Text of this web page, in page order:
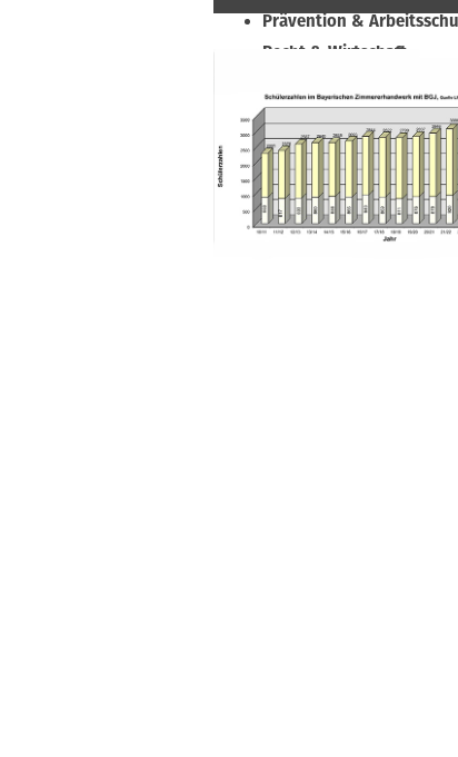
Prävention &
Recht & Wirtschaft
Verband & Innungen
Innung